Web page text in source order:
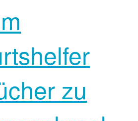
zu